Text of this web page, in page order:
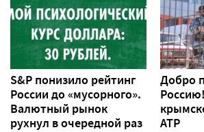
S&P понизило рейтинг
России до «мусорного».
Валютный рынок
рухнул в очередной раз
Добро
АТР